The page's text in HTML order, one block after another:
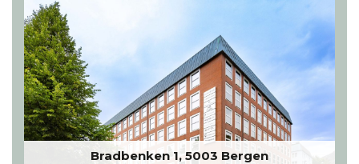
Bradbenken 1, 5003 Bergen